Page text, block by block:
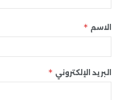
الاسم *
البريد الإلكتروني *